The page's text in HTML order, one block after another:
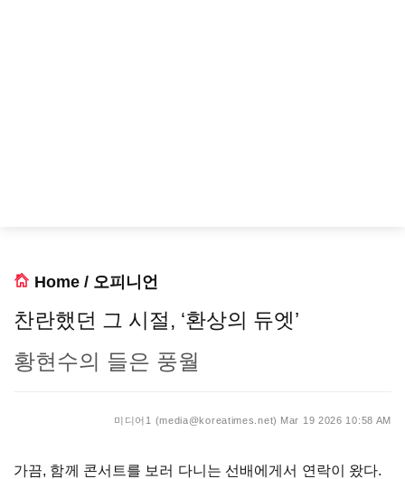
Home / 오피니언
찬란했던 그 시절, ‘환상의 듀엣’
황현수의 들은 풍월
미디어1 (media@koreatimes.net) Mar 19 2026 10:58 AM
가끔, 함께 콘서트를 보러 다니는 선배에게서 연락이 왔다.